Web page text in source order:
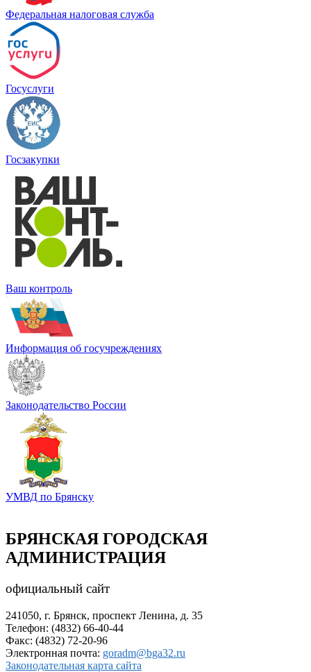
Федеральная налоговая служба
Госуслуги
Госзакупки
Ваш контроль
Информация об госучреждениях
Законодательство России
УМВД по Брянску
БРЯНСКАЯ ГОРОДСКАЯ
АДМИНИСТРАЦИЯ
официальный сайт
241050, г. Брянск, проспект Ленина, д. 35
Телефон: (4832) 66-40-44
Факс: (4832) 72-20-96
Электронная почта: goradm@bga32.ru
Законодательная карта сайта